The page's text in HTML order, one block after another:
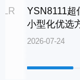
YSN8111超
小型化优选
2026-07-24